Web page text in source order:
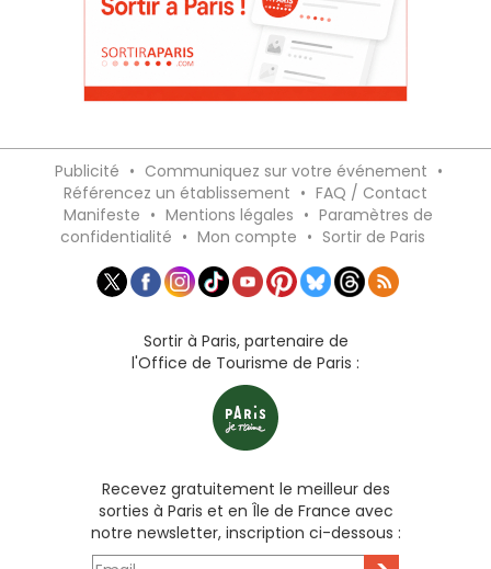
Publicité • Communiquez sur votre événement •
Référencez un établissement • FAQ / Contact
Manifeste • Mentions légales • Paramètres de
confidentialité • Mon compte • Sortir de Paris
Sortir à Paris, partenaire de
l'Office de Tourisme de Paris :
Recevez gratuitement le meilleur des
sorties à Paris et en Île de France avec
notre newsletter, inscription ci-dessous :